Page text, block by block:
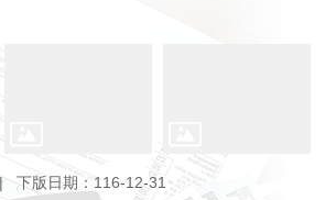
下版日期：116-12-31